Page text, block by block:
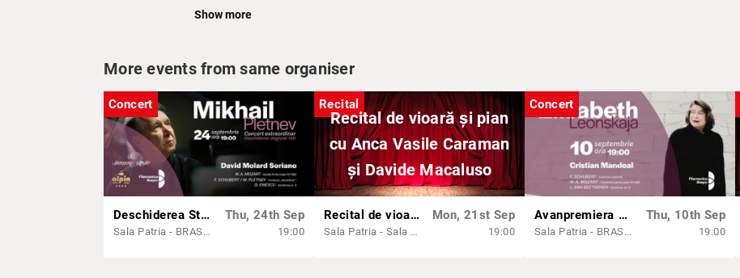
Accesul în sala de concerte se face începând cu ora 18:30 până la ora 19.
cerințelor de mai sus.
Show more
More events from same organiser
Concert
Deschiderea Stagiunii 149 cu Mikhail Pletnev, David Molard Soriano și orchestra Filarmonicii Brașov
Sala Patria - BRASOV
Thu, 24th Sep
19:00
Recital
Recital de vioară și pian
cu Anca Vasile Caraman
și Davide Macaluso
Recital de vioară și pian cu Anca Vasile Caraman și Davide Macaluso
Sala Patria - Sala Muzicii de Camera
Mon, 21st Sep
19:00
Concert
Avanpremiera stagiunii 149: Concert simfonic cu Cristian Mandeal și Elisabeth Leonskaja
Sala Patria - BRASOV
Thu, 10th Sep
19:00